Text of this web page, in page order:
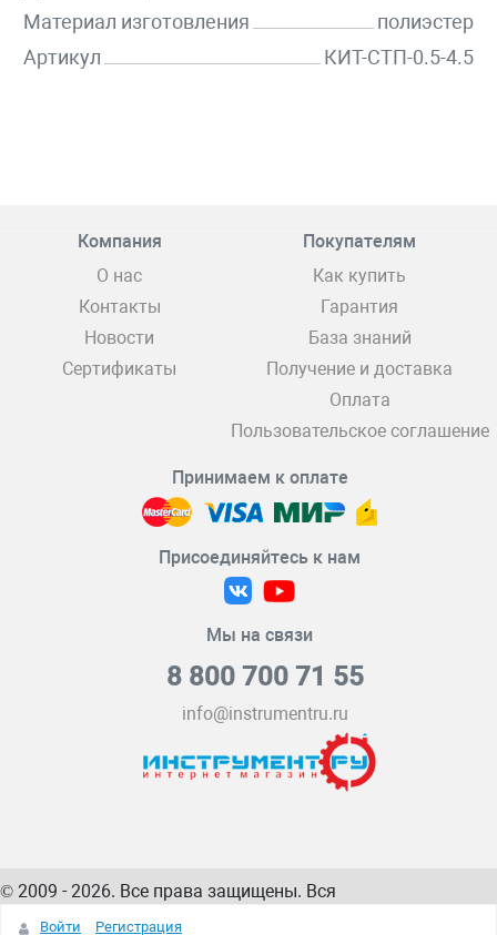
Материал изготовления
полиэстер
Артикул
КИТ-СТП-0.5-4.5
Компания
О нас
Контакты
Новости
Сертификаты
Покупателям
Как купить
Гарантия
База знаний
Получение и доставка
Оплата
Пользовательское соглашение
Принимаем к оплате
Присоединяйтесь к нам
Мы на связи
8 800 700 71 55
info@instrumentru.ru
© 2009 - 2026. Все права защищены. Вся
информация на сайте – собственность
Войти Регистрация